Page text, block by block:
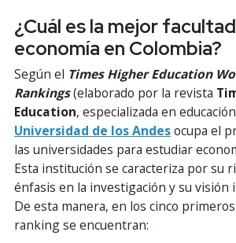
¿Cuál es la mejor
economía en Colombia?
Según el Times Higher Education
Rankings(elaborado por la revista
Education, especializada en
Universidad de los Andesocupa el
las universidades para estudiar
Esta institución se caracteriza por su
énfasis en la investigación y su visión
De esta manera, en los cinco
ranking se encuentran: